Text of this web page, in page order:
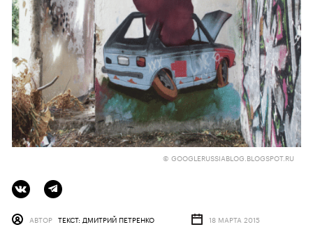
© GOOGLERUSSIABLOG.BLOGSPOT.RU
АВТОР ТЕКСТ: ДМИТРИЙ ПЕТРЕНКО 18 МАРТА 2015